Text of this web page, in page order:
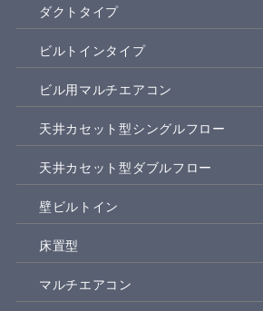
ダクトタイプ
ビルトインタイプ
ビル用マルチエアコン
天井カセット型シングルフロー
天井カセット型ダブルフロー
壁ビルトイン
床置型
マルチエアコン